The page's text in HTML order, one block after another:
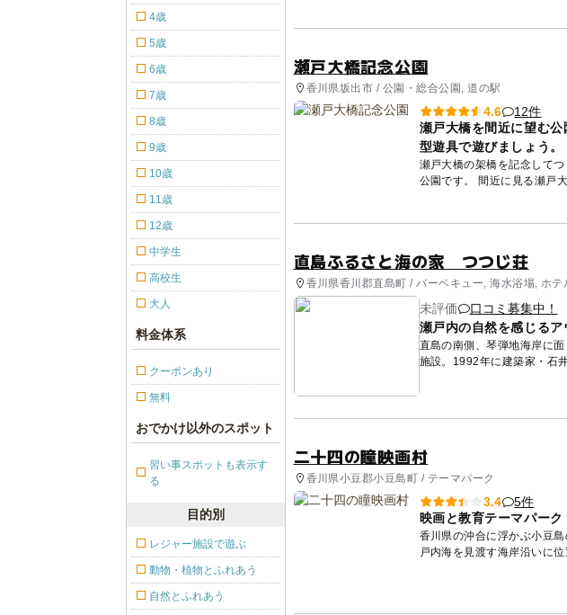
瀬戸大橋記念公園
香川県坂出市 / 公園・総合公園, 道の駅
4.6
12件
瀬戸大橋を間近に望む
型遊具で遊びましょう。
瀬戸大橋の架橋を記念して
公園です。 間近に見る瀬戸
直島ふるさと海の家 つつじ荘
香川県香川郡直島町 / バーベキュー, 海水浴場, ホテ
未評価
口コミ募集中！
瀬戸内の自然を感じる
直島の南側、琴弾地海岸に
施設。1992年に建築家・石
ています。...
二十四の瞳映画村
香川県小豆郡小豆島町 / テーマパーク
3.4
5件
映画と教育テーマパーク
香川県の沖合に浮かぶ小豆
戸内海を見渡す海岸沿いに
4歳
5歳
6歳
7歳
8歳
9歳
10歳
11歳
12歳
中学生
高校生
大人
料金体系
クーポンあり
無料
おでかけ以外のスポット
習い事スポットも表示す
る
目的別
レジャー施設で遊ぶ
動物・植物とふれあう
自然とふれあう